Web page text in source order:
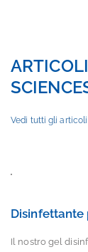
Vedi tutti gli articoli
Disinfettante
Il nostro gel